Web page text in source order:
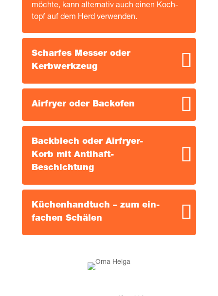
möch­te, kann alter­na­tiv auch einen Koch­
topf auf dem Herd verwenden.
Schar­fes Mes­ser oder
Kerbwerkzeug
Air­fry­er oder Backofen
Back­blech oder Air­fry­er-
Korb mit Antihaft-
Beschichtung
Küchen­hand­tuch – zum ein­
fa­chen Schälen